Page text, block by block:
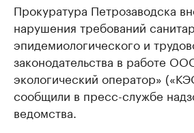
Прокуратура Петрозаводска
нарушения требований
эпидемиологического и
законодательства в работе
экологический оператор»
сообщили в пресс-службе
ведомства.